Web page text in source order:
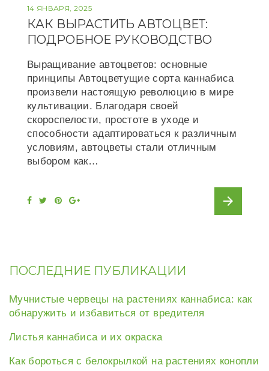
14 ЯНВАРЯ, 2025
КАК ВЫРАСТИТЬ АВТОЦВЕТ:
ПОДРОБНОЕ РУКОВОДСТВО
Выращивание автоцветов: основные
принципы Автоцветущие сорта каннабиса
произвели настоящую революцию в мире
культивации. Благодаря своей
скороспелости, простоте в уходе и
способности адаптироваться к различным
условиям, автоцветы стали отличным
выбором как…
F
P
t
G
arrow_forward
ПОСЛЕДНИЕ ПУБЛИКАЦИИ
Мучнистые червецы на растениях каннабиса: как
обнаружить и избавиться от вредителя
Листья каннабиса и их окраска
Как бороться с белокрылкой на растениях конопли